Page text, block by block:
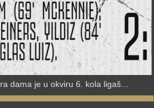
dama je u okviru 6. kola ligaš...